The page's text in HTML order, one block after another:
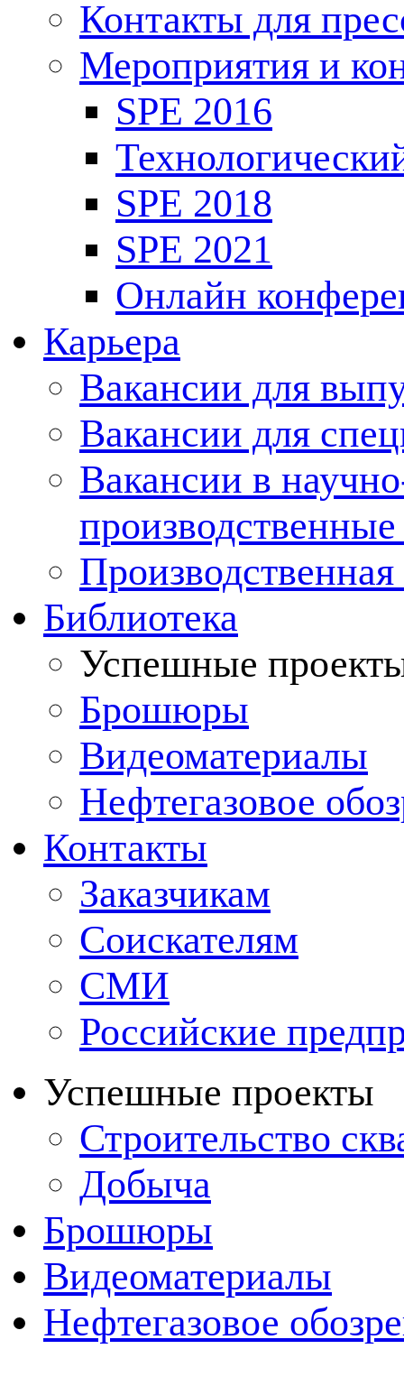
Контакты для
Мероприятия и
SPE 2016
SPE 2018
SPE 2021
Онлайн
Карьера
Вакансии для
Вакансии для
Вакансии в
Производственная
Библиотека
Успешные
Брошюры
Видеоматериалы
Нефтегазовое
Контакты
Заказчикам
Соискателям
СМИ
Российские
Успешные проекты
Строительство
Добыча
Брошюры
Видеоматериалы
Нефтегазовое